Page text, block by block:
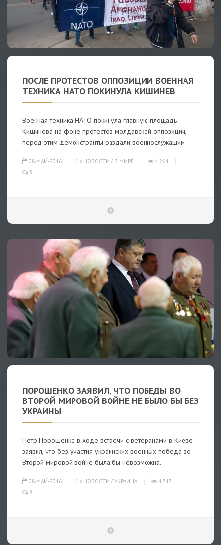
ПОСЛЕ ПРОТЕСТОВ ОППОЗИЦИИ ВОЕННАЯ
ТЕХНИКА НАТО ПОКИНУЛА КИШИНЕВ
Военная техника НАТО покинула главную площадь
Кишинева на фоне протестов молдавской оппозиции,
перед этим демонстранты раздали военнослужащим
08-МАЙ-2016 НОВОСТИ / В МИРЕ
4 264
3
ПОРОШЕНКО ЗАЯВИЛ, ЧТО ПОБЕДЫ ВО
ВТОРОЙ МИРОВОЙ ВОЙНЕ НЕ БЫЛО БЫ БЕЗ
УКРАИНЫ
Петр Порошенко в ходе встречи с ветеранами в Киеве
заявил, что без участия украинских военных победа во
Второй мировой войне была бы невозможна.
08-МАЙ-2016 НОВОСТИ / УКРАИНА
4 717
8